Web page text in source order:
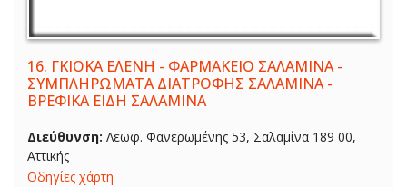
16. ΓΚΙΟΚΑ ΕΛΕΝΗ - ΦΑΡΜΑΚΕΙΟ ΣΑΛΑΜΙΝΑ -
ΣΥΜΠΛΗΡΩΜΑΤΑ ΔΙΑΤΡΟΦΗΣ ΣΑΛΑΜΙΝΑ -
ΒΡΕΦΙΚΑ ΕΙΔΗ ΣΑΛΑΜΙΝΑ
Διεύθυνση: Λεωφ. Φανερωμένης 53, Σαλαμίνα 189 00,
Αττικής
Οδηγίες χάρτη